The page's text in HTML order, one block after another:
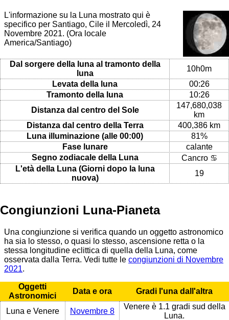
L'informazione su la Luna mostrato qui è
specifico per Santiago, Cile il Mercoledì, 24
Novembre 2021. (Ora locale
America/Santiago)
Dal sorgere della luna al tramonto della
luna
10h0m
Levata della luna
00:26
Tramonto della luna
10:26
Distanza dal centro del Sole
147,680,038
km
Distanza dal centro della Terra
400,386 km
Luna illuminazione (alle 00:00)
81%
Fase lunare
calante
Segno zodiacale della Luna
Cancro ♋
L'età della Luna (Giorni dopo la luna
nuova)
19
Congiunzioni Luna-Pianeta
Una congiunzione si verifica quando un oggetto astronomico
ha sia lo stesso, o quasi lo stesso, ascensione retta o la
stessa longitudine eclittica di quella della Luna, come
osservata dalla Terra. Vedi tutte le congiunzioni di Novembre
2021.
Oggetti
Astronomici
Data e ora Gradi l'una dall'altra
Luna e Venere Novembre 8
Venere è 1.1 gradi sud della
Luna.